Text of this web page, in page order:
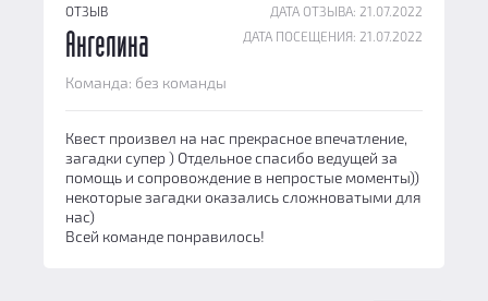
ОТЗЫВ
ДАТА ОТЗЫВА: 21.07.2022
ДАТА ПОСЕЩЕНИЯ: 21.07.2022
Ангелина
Команда: без команды
Квест произвел на нас прекрасное впечатление,
загадки супер ) Отдельное спасибо ведущей за
помощь и сопровождение в непростые моменты))
некоторые загадки оказались сложноватыми для
нас)
Всей команде понравилось!